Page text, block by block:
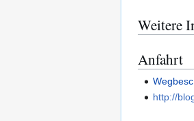
Weitere
Anfahrt
http://